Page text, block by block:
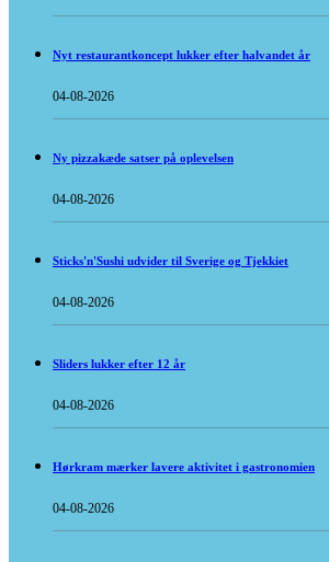
Nyt restaurantkoncept lukker efter halvandet år
04-08-2026
Ny pizzakæde satser på oplevelsen
04-08-2026
Sticks'n'Sushi udvider til Sverige og Tjekkiet
04-08-2026
Sliders lukker efter 12 år
04-08-2026
Hørkram mærker lavere aktivitet i gastronomien
04-08-2026